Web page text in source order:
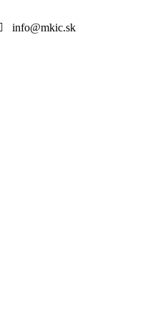
info@mkic.sk